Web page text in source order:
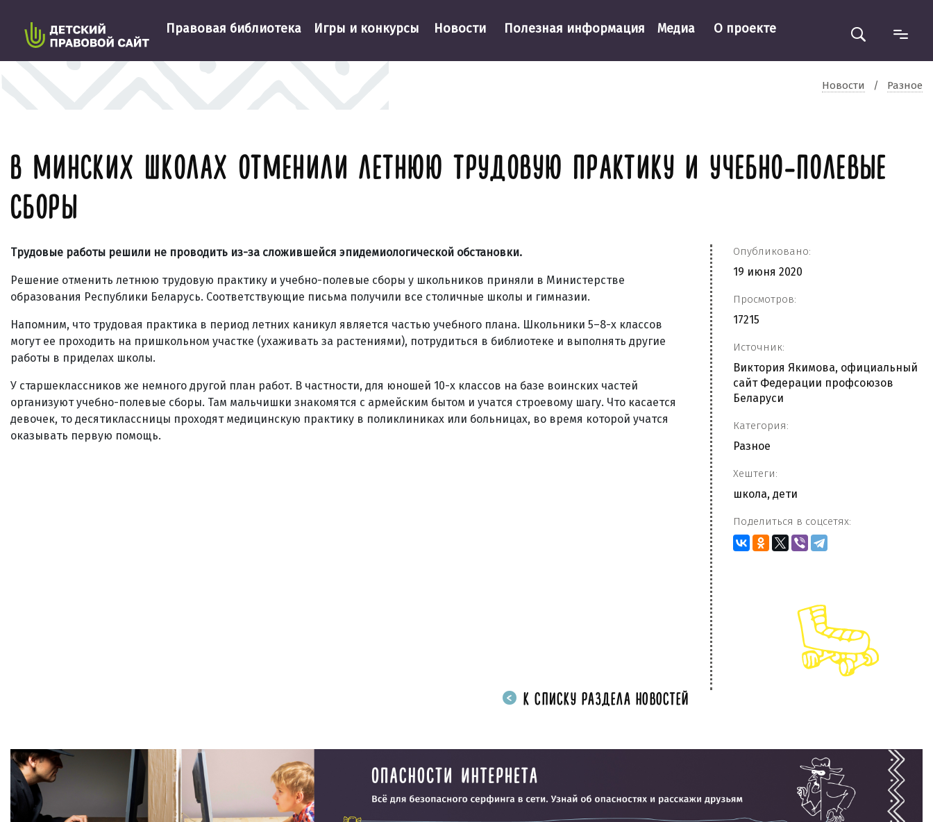
Правовая библиотека Игры и конкурсы Новости Полезная информация Медиа О проекте
Новости / Разное
В МИНСКИХ ШКОЛАХ ОТМЕНИЛИ ЛЕТНЮЮ ТРУДОВУЮ ПРАКТИКУ И УЧЕБНО-ПОЛЕВЫЕ
СБОРЫ
Трудовые работы решили не проводить из-за сложившейся эпидемиологической обстановки.
Решение отменить летнюю трудовую практику и учебно-полевые сборы у школьников приняли в Министерстве
образования Республики Беларусь. Соответствующие письма получили все столичные школы и гимназии.
Напомним, что трудовая практика в период летних каникул является частью учебного плана. Школьники 5–8-х классов
могут ее проходить на пришкольном участке (ухаживать за растениями), потрудиться в библиотеке и выполнять другие
работы в приделах школы.
У старшеклассников же немного другой план работ. В частности, для юношей 10-х классов на базе воинских частей
организуют учебно-полевые сборы. Там мальчишки знакомятся с армейским бытом и учатся строевому шагу. Что касается
девочек, то десятиклассницы проходят медицинскую практику в поликлиниках или больницах, во время которой учатся
оказывать первую помощь.
Опубликовано:
19 июня 2020
Просмотров:
17215
Источник:
Виктория Якимова, официальный
сайт Федерации профсоюзов
Беларуси
Категория:
Разное
Хештеги:
школа, дети
Поделиться в соцсетях:
К СПИСКУ РАЗДЕЛА НОВОСТЕЙ